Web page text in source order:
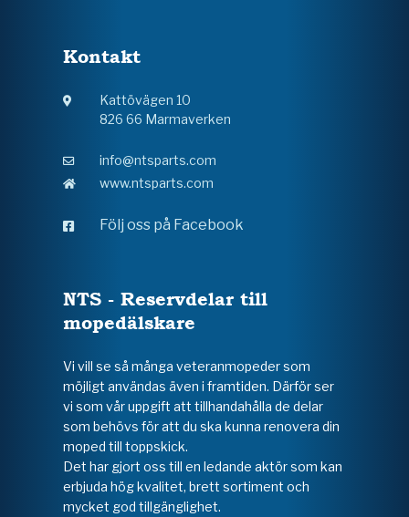
Kontakt
Kattövägen 10
826 66 Marmaverken
info@ntsparts.com
www.ntsparts.com
Följ oss på Facebook
NTS - Reservdelar till
mopedälskare
Vi vill se så många veteranmopeder som
möjligt användas även i framtiden. Därför ser
vi som vår uppgift att tillhandahålla de delar
som behövs för att du ska kunna renovera din
moped till toppskick.
Det har gjort oss till en ledande aktör som kan
erbjuda hög kvalitet, brett sortiment och
mycket god tillgänglighet.